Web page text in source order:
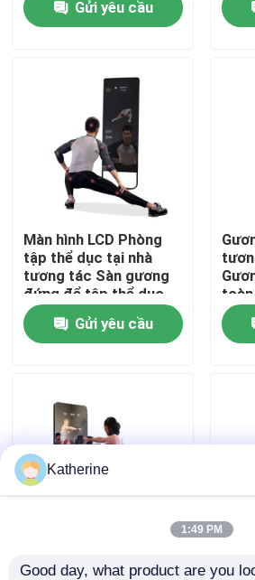
Sản phẩm
Video
Tham quan nhà máy
Kiểm soát chất lượng
Liên hệ chúng tôi
Tin tức
Shopping Online
Gửi yêu cầu
Màn hình LCD Phòng
tập thể dục tại nhà
tương tác Sàn gương
đứng để tập thể dục
thể thao ODM
Gửi yêu cầu
LCD
minh treo tường 49
Katherine
1:49 PM
Good day, what product are you